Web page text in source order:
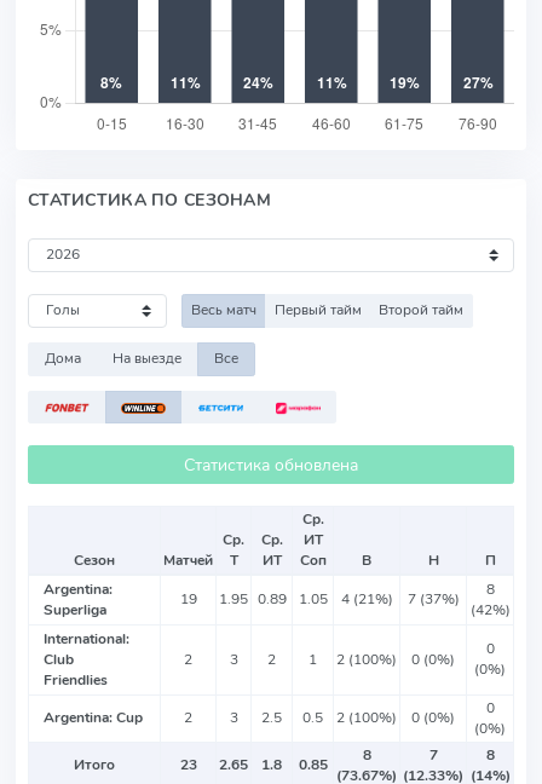
СТАТИСТИКА ПО СЕЗОНАМ
Весь матч Первый тайм Второй тайм
Дома На выезде Все
Статистика обновлена
Сезон Матчей
Ср.
Т
Ср.
ИТ
Ср.
ИТ
Соп
В Н
П
Argentina:
Superliga
19 1.95 0.89 1.05 4 (21%) 7 (37%)
8
(42%)
International:
Club
Friendlies
2 3 2 1 2 (100%) 0 (0%)
0
(0%)
Argentina: Cup 2 3 2.5 0.5 2 (100%) 0 (0%)
0
(0%)
Итого
23 2.65 1.8 0.85
8
(73.67%)
7
(12.33%)
8
(14%)